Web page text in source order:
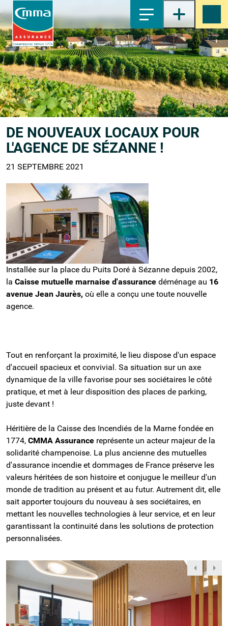
1- Contenu principal
2-Menu principal
3-Pied de page
4-Recherche
DE NOUVEAUX LOCAUX POUR
L'AGENCE DE SÉZANNE !
21 SEPTEMBRE 2021
Installée sur la place du Puits Doré à Sézanne depuis 2002,
la Caisse mutuelle marnaise d'assurance déménage au 16
avenue Jean Jaurès, où elle a conçu une toute nouvelle
agence.
Tout en renforçant la proximité, le lieu dispose d'un espace
d'accueil spacieux et convivial. Sa situation sur un axe
dynamique de la ville favorise pour ses sociétaires le côté
pratique, et met à leur disposition des places de parking,
juste devant !
Héritière de la Caisse des Incendiés de la Marne fondée en
1774, CMMA Assurance représente un acteur majeur de la
solidarité champenoise. La plus ancienne des mutuelles
d'assurance incendie et dommages de France préserve les
valeurs héritées de son histoire et conjugue le meilleur d'un
monde de tradition au présent et au futur. Autrement dit, elle
sait apporter toujours du nouveau à ses sociétaires, en
mettant les nouvelles technologies à leur service, et en leur
garantissant la continuité dans les solutions de protection
personnalisées.